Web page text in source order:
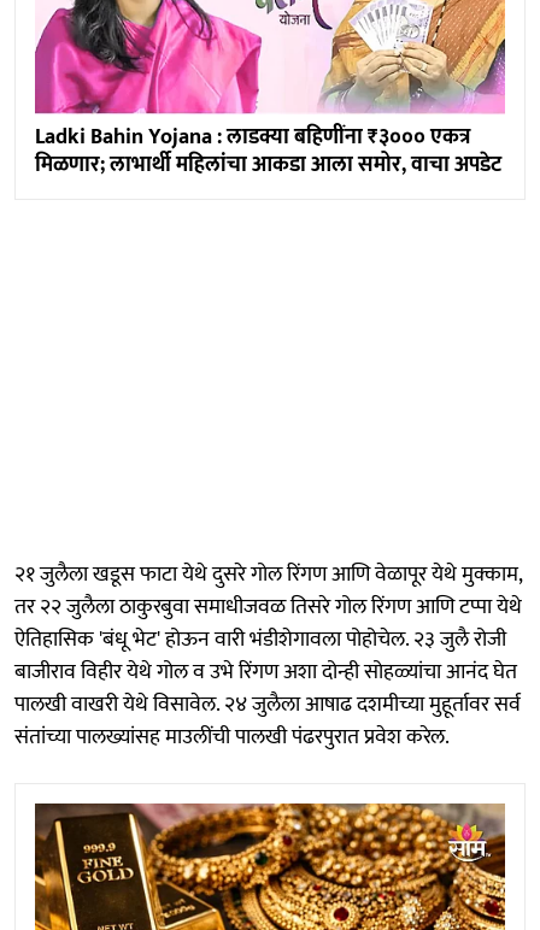
Ladki Bahin Yojana : लाडक्या बहिणींना ₹३००० एकत्र
मिळणार; लाभार्थी महिलांचा आकडा आला समोर, वाचा अपडेट
२१ जुलैला खडूस फाटा येथे दुसरे गोल रिंगण आणि वेळापूर येथे मुक्काम,
तर २२ जुलैला ठाकुरबुवा समाधीजवळ तिसरे गोल रिंगण आणि टप्पा येथे
ऐतिहासिक 'बंधू भेट' होऊन वारी भंडीशेगावला पोहोचेल. २३ जुलै रोजी
बाजीराव विहीर येथे गोल व उभे रिंगण अशा दोन्ही सोहळ्यांचा आनंद घेत
पालखी वाखरी येथे विसावेल. २४ जुलैला आषाढ दशमीच्या मुहूर्तावर सर्व
संतांच्या पालख्यांसह माउलींची पालखी पंढरपुरात प्रवेश करेल.